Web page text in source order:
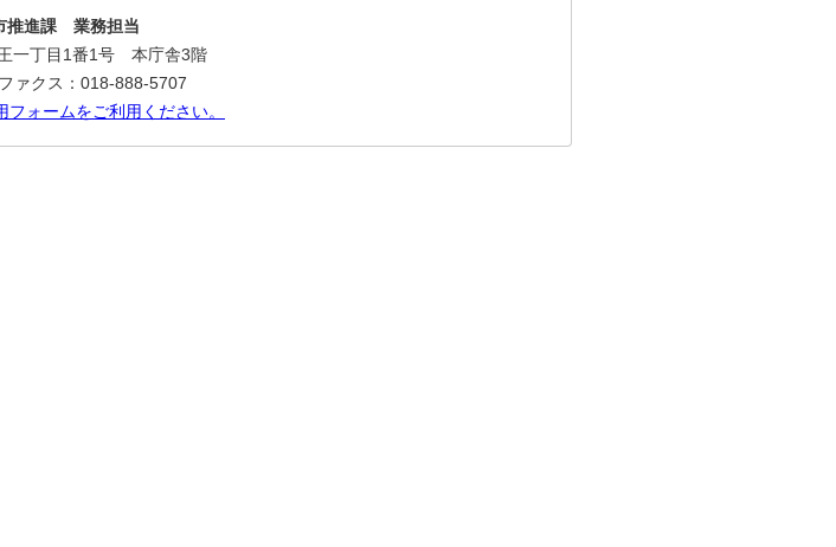
推進課 業務担当
一丁目1番1号 本庁舎3階
ァクス：018-888-5707
フォームをご利用ください。